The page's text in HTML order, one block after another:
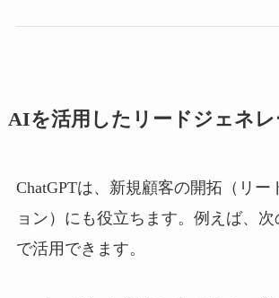
AIを活用したリードジェネレ
ChatGPTは、新規顧客の開拓（リー
ョン）にも役立ちます。例えば、
で活用できます。